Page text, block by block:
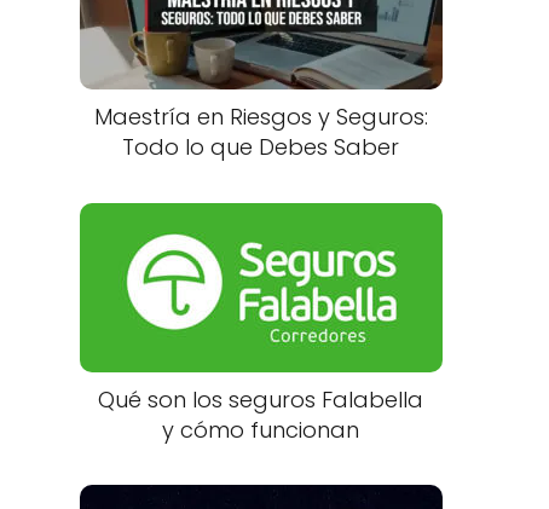
Maestría en Riesgos y Seguros:
Todo lo que Debes Saber
Qué son los seguros Falabella
y cómo funcionan